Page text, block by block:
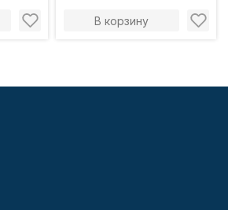
В корзину